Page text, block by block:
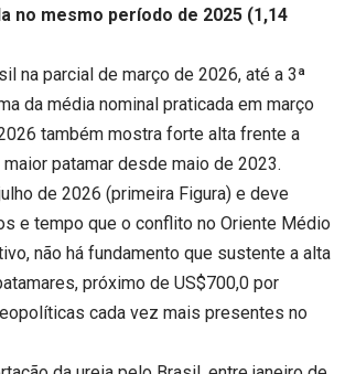
no mesmo período de 2025 (1,14
na parcial de março de 2026, até a 3ª
da média nominal praticada em março
também mostra forte alta frente a
patamar desde maio de 2023.
de 2026 (primeira Figura) e deve
e tempo que o conflito no Oriente Médio
não há fundamento que sustente a alta
próximo de US$700,0 por
cada vez mais presentes no